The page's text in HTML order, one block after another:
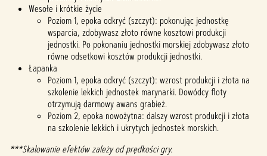
Wesołe i krótkie życie
Poziom 1, epoka odkryć (szczyt): pokonując jednostkę
wsparcia, zdobywasz złoto równe kosztowi produkcji
jednostki. Po pokonaniu jednostki morskiej zdobywasz złoto
równe odsetkowi kosztów produkcji jednostki.
Łapanka
Poziom 1, epoka odkryć (szczyt): wzrost produkcji i złota na
szkolenie lekkich jednostek marynarki. Dowódcy floty
otrzymują darmowy awans grabież.
Poziom 2, epoka nowożytna: dalszy wzrost produkcji i złota
na szkolenie lekkich i ukrytych jednostek morskich.
***Skalowanie efektów zależy od prędkości gry.